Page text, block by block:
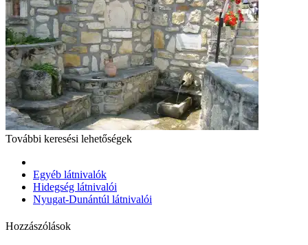
További keresési lehetőségek
Egyéb látnivalók
Hidegség látnivalói
Nyugat-Dunántúl látnivalói
Hozzászólások